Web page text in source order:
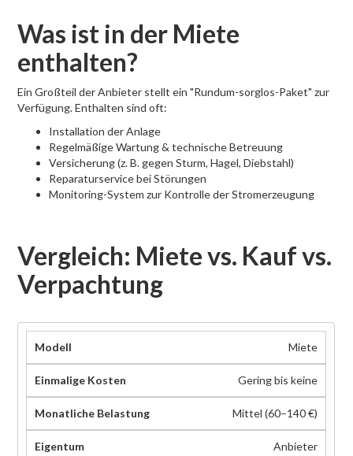
Was ist in der Miete
enthalten?
Ein Großteil der Anbieter stellt ein "Rundum-sorglos-Paket" zur
Verfügung. Enthalten sind oft:
Installation der Anlage
Regelmäßige Wartung & technische Betreuung
Versicherung (z. B. gegen Sturm, Hagel, Diebstahl)
Reparaturservice bei Störungen
Monitoring-System zur Kontrolle der Stromerzeugung
Vergleich: Miete vs. Kauf vs.
Verpachtung
Miete
Gering bis keine
Mittel (60–140 €)
Anbieter